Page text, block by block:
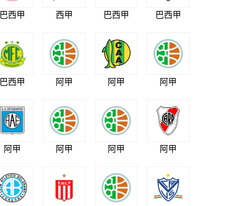
巴西甲 西甲 巴西甲 巴西甲
巴西甲 阿甲 阿甲 阿甲
阿甲 阿甲 阿甲 阿甲